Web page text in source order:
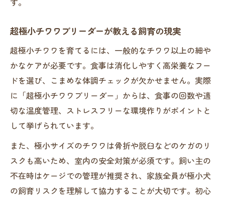
超極小チワワブリーダーが教える飼育の現実
超極小チワワを育てるには、一般的なチワワ以上の細や
かなケアが必要です。食事は消化しやすく高栄養なフー
ドを選び、こまめな体調チェックが欠かせません。実際
に「超極小チワワブリーダー」からは、食事の回数や適
切な温度管理、ストレスフリーな環境作りがポイントと
して挙げられています。
また、極小サイズのチワワは骨折や脱臼などのケガのリ
スクも高いため、室内の安全対策が必須です。飼い主の
不在時はケージでの管理が推奨され、家族全員が極小犬
の飼育リスクを理解して協力することが大切です。初心